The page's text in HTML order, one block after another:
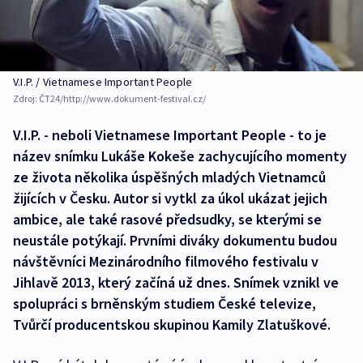
V.I.P. / Vietnamese Important People
Zdroj: ČT24/http://www.dokument-festival.cz/
V.I.P. - neboli Vietnamese Important People - to je
název snímku Lukáše Kokeše zachycujícího momenty
ze života několika úspěšných mladých Vietnamců
žijících v Česku. Autor si vytkl za úkol ukázat jejich
ambice, ale také rasové předsudky, se kterými se
neustále potýkají. Prvními diváky dokumentu budou
návštěvníci Mezinárodního filmového festivalu v
Jihlavě 2013, který začíná už dnes. Snímek vznikl ve
spolupráci s brněnským studiem České televize,
Tvůrčí producentskou skupinou Kamily Zlatuškové.